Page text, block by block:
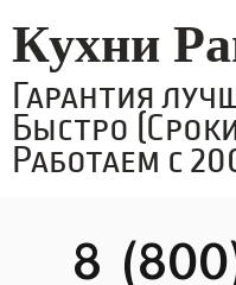
Кухни
Гарантия
Быстро
Работаем с
8